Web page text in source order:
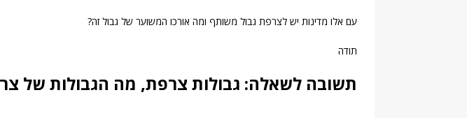
עם אלו מדינות יש לצרפת גבול משותף ומה אורכו המשוער של גבול זה?
תודה
תשובה לשאלה: גבולות צרפת, מה הגבולות של